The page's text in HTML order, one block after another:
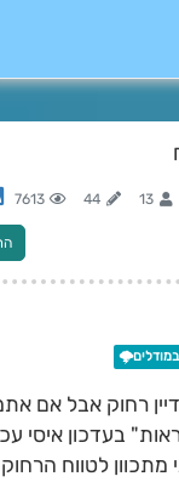
13
44
7613
רחוק אבל אם
בעדכון איסי
לטווח